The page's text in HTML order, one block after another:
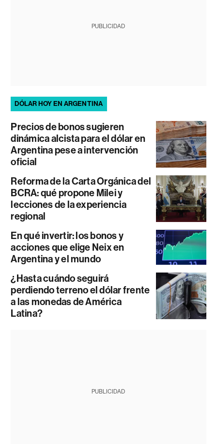
PUBLICIDAD
DÓLAR HOY EN ARGENTINA
Precios de bonos sugieren
dinámica alcista para el dólar en
Argentina pese a intervención
oficial
Reforma de la Carta Orgánica del
BCRA: qué propone Milei y
lecciones de la experiencia
regional
En qué invertir: los bonos y
acciones que elige Neix en
Argentina y el mundo
¿Hasta cuándo seguirá
perdiendo terreno el dólar frente
a las monedas de América
Latina?
PUBLICIDAD